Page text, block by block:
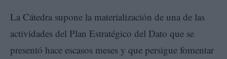
La Cátedra supone la materialización de una de las
actividades del Plan Estratégico del Dato que se
presentó hace escasos meses y que persigue fomentar